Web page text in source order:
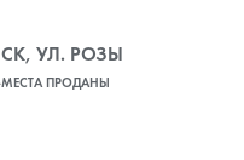
УЛ. РОЗЫ
ПРОДАНЫ